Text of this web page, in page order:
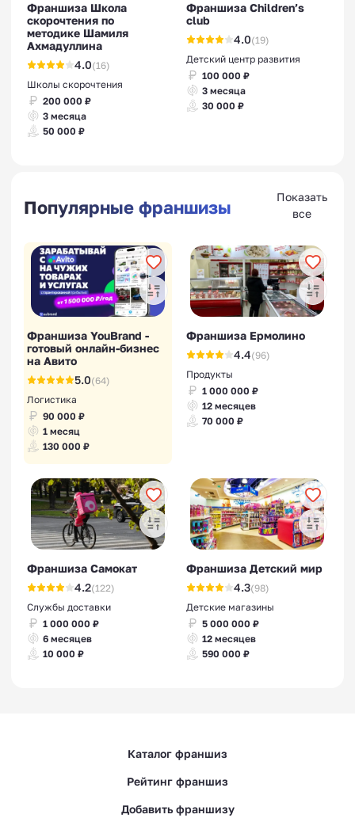
Франшиза Школа
скорочтения по
методике Шамиля
Ахмадуллина
4.0(16)
Школы скорочтения
200 000 ₽
3 месяца
50 000 ₽
Франшиза Children’s
club
4.0(19)
Детский центр развития
100 000 ₽
3 месяца
30 000 ₽
Популярные франшизы
Показать
все
Франшиза YouBrand -
готовый онлайн-бизнес
на Авито
5.0(64)
Логистика
90 000 ₽
1 месяц
130 000 ₽
Франшиза Ермолино
4.4(96)
Продукты
1 000 000 ₽
12 месяцев
70 000 ₽
Франшиза Самокат
4.2(122)
Службы доставки
1 000 000 ₽
6 месяцев
10 000 ₽
Франшиза Детский мир
4.3(98)
Детские магазины
5 000 000 ₽
12 месяцев
590 000 ₽
Каталог франшиз
Рейтинг франшиз
Добавить франшизу